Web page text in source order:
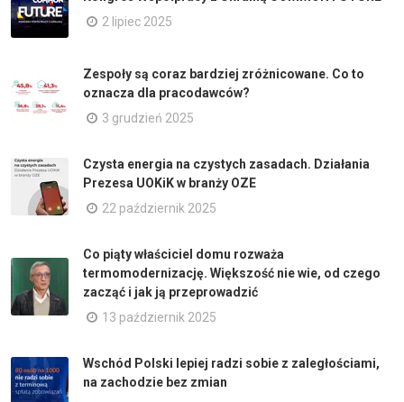
2 lipiec 2025
Zespoły są coraz bardziej zróżnicowane. Co to
oznacza dla pracodawców?
3 grudzień 2025
Czysta energia na czystych zasadach. Działania
Prezesa UOKiK w branży OZE
22 październik 2025
Co piąty właściciel domu rozważa
termomodernizację. Większość nie wie, od czego
zacząć i jak ją przeprowadzić
13 październik 2025
Wschód Polski lepiej radzi sobie z zaległościami,
na zachodzie bez zmian